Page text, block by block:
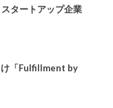
タートアップ企業
け「Fulfillment by